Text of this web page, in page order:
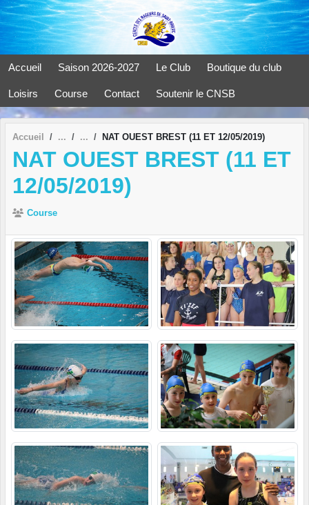
Accueil Saison 2026-2027 Le Club Boutique du club
Loisirs Course Contact Soutenir le CNSB
Accueil NAT OUEST BREST (11 ET 12/05/2019)
NAT OUEST BREST (11 ET
12/05/2019)
Course
Panneau de gestion des cookies